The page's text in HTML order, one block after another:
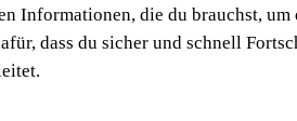
Informationen, die du brauchst,
dass du sicher und schnell